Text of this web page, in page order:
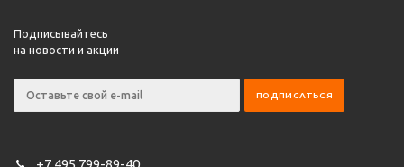
Подписывайтесь
на новости и акции
+7 495 799-89-40